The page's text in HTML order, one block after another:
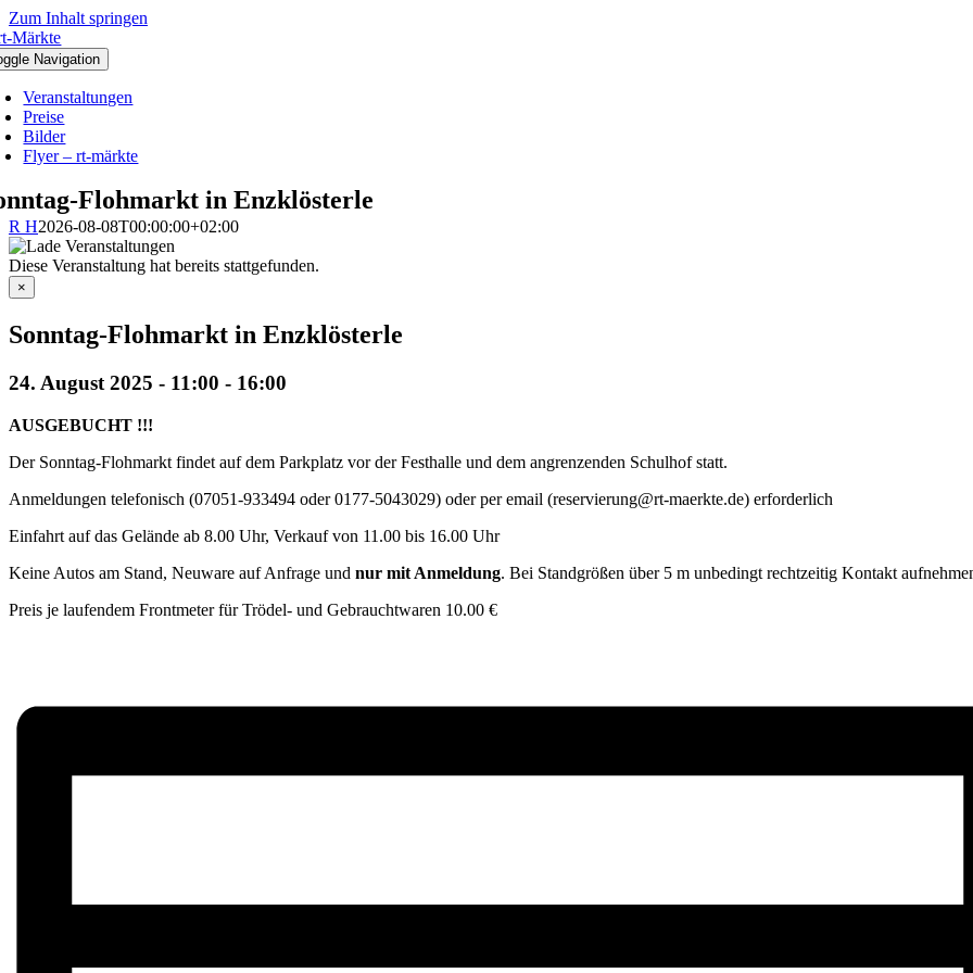
Zum Inhalt springen
Navigation
Veranstaltungen
Preise
Bilder
Flyer – rt-märkte
Flohmarkt in Enzklösterle
R H2026-08-08T00:00:00+02:00
Diese Veranstaltung hat bereits stattgefunden.
×
Sonntag-Flohmarkt in Enzklösterle
24. August 2025 - 11:00 - 16:00
AUSGEBUCHT !!!
Der Sonntag-Flohmarkt findet auf dem Parkplatz vor der Festhalle und dem angrenzenden Schulhof statt.
Anmeldungen telefonisch (07051-933494 oder 0177-5043029) oder per email (reservierung@rt-maerkte.de) erforderlich
Einfahrt auf das Gelände ab 8.00 Uhr, Verkauf von 11.00 bis 16.00 Uhr
Keine Autos am Stand, Neuware auf Anfrage und nur mit Anmeldung. Bei Standgrößen über 5 m unbedingt rechtzeitig Kontakt
Preis je laufendem Frontmeter für Trödel- und Gebrauchtwaren 10.00 €